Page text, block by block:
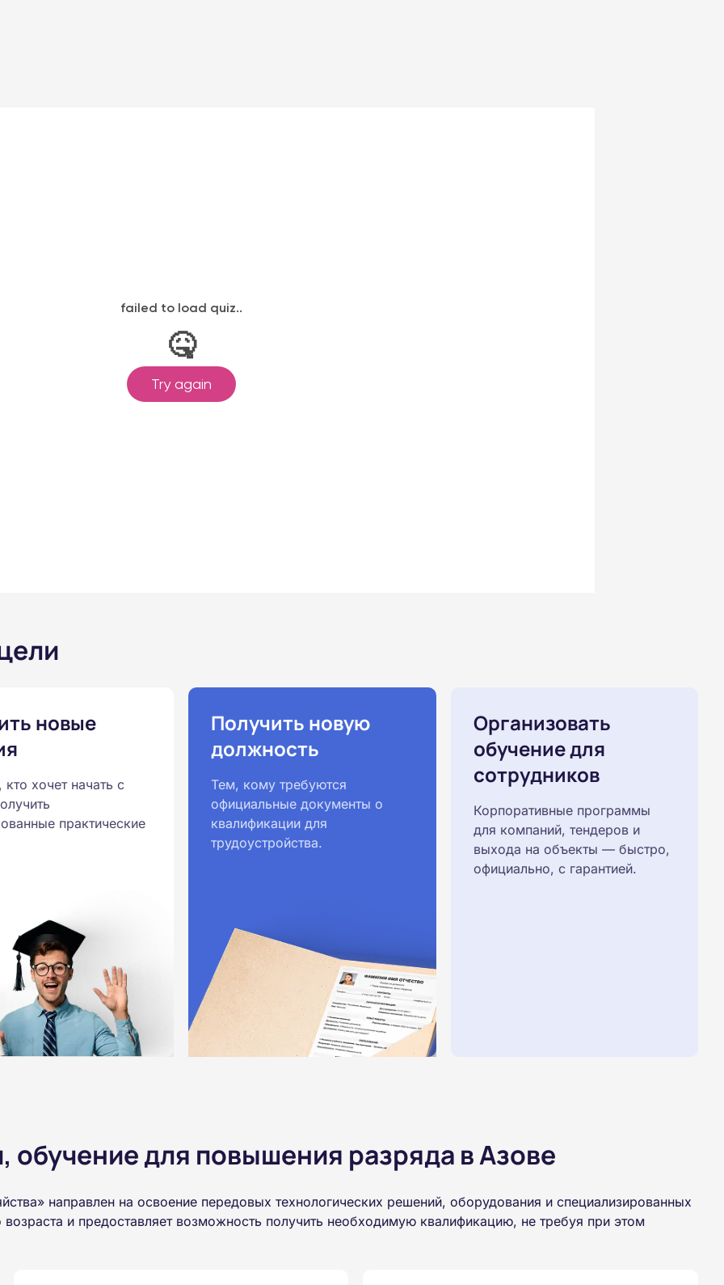
образования.
новые
хочет начать с
практические
Получить новую
должность
Тем, кому требуются
официальные документы о
квалификации для
трудоустройства.
Организовать
обучение для
сотрудников
Корпоративные программы
для компаний, тендеров и
выхода на объекты — быстро,
официально, с гарантией.
для повышения разряда в Азове
направлен на освоение передовых технологических решений, оборудования и специализированных
и предоставляет возможность получить необходимую квалификацию, не требуя при этом